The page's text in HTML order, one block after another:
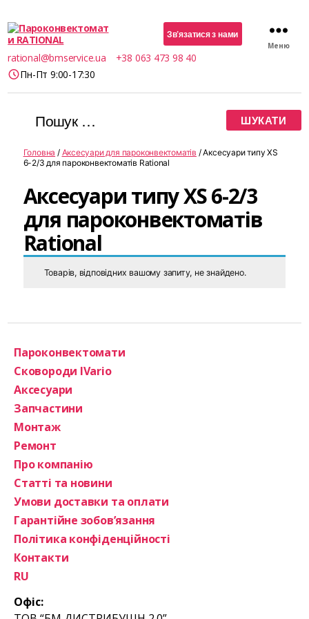
Пароконвектомати
RATIONAL
Зв’язатися з нами
rational@bmservice.ua
+38 063 473 98 40
Пн-Пт 9:00-17:30
Меню
Шукати:
Головна / Аксесуари для пароконвектоматів / Аксесуари типу XS
6-2/3 для пароконвектоматів Rational
Аксесуари типу XS 6-2/3
для пароконвектоматів
Rational
Товарів, відповідних вашому запиту, не знайдено.
Офіс:
Пароконвектомати
Сковороди IVario
Аксесуари
Запчастини
Монтаж
Ремонт
Про компанію
Статті та новини
Умови доставки та оплати
Гарантійне зобов’язання
Політика конфіденційності
Контакти
RU